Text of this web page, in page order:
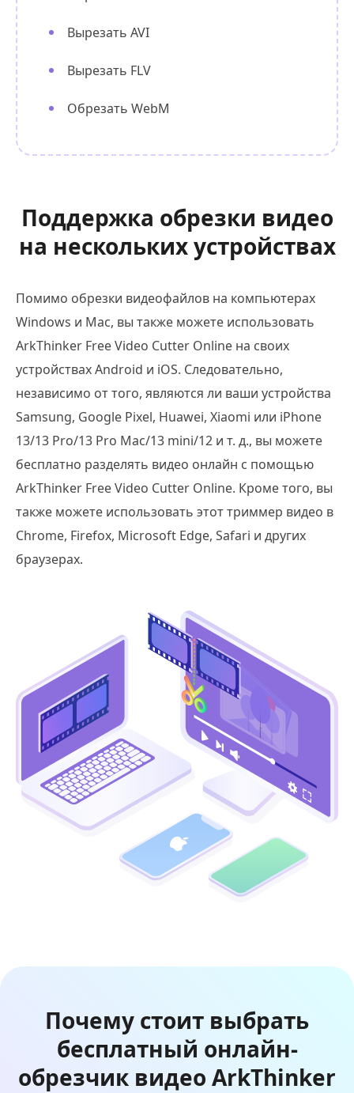
Вырезать AVI
Вырезать FLV
Обрезать WebM
Поддержка обрезки видео
на нескольких устройствах
Помимо обрезки видеофайлов на компьютерах
Windows и Mac, вы также можете использовать
ArkThinker Free Video Cutter Online на своих
устройствах Android и iOS. Следовательно,
независимо от того, являются ли ваши устройства
Samsung, Google Pixel, Huawei, Xiaomi или iPhone
13/13 Pro/13 Pro Mac/13 mini/12 и т. д., вы можете
бесплатно разделять видео онлайн с помощью
ArkThinker Free Video Cutter Online. Кроме того, вы
также можете использовать этот триммер видео в
Chrome, Firefox, Microsoft Edge, Safari и других
браузерах.
Почему стоит выбрать
бесплатный онлайн-
обрезчик видео ArkThinker